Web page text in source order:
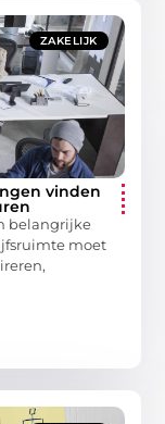
ZAKELIJK
vinden
belangrijke
moet